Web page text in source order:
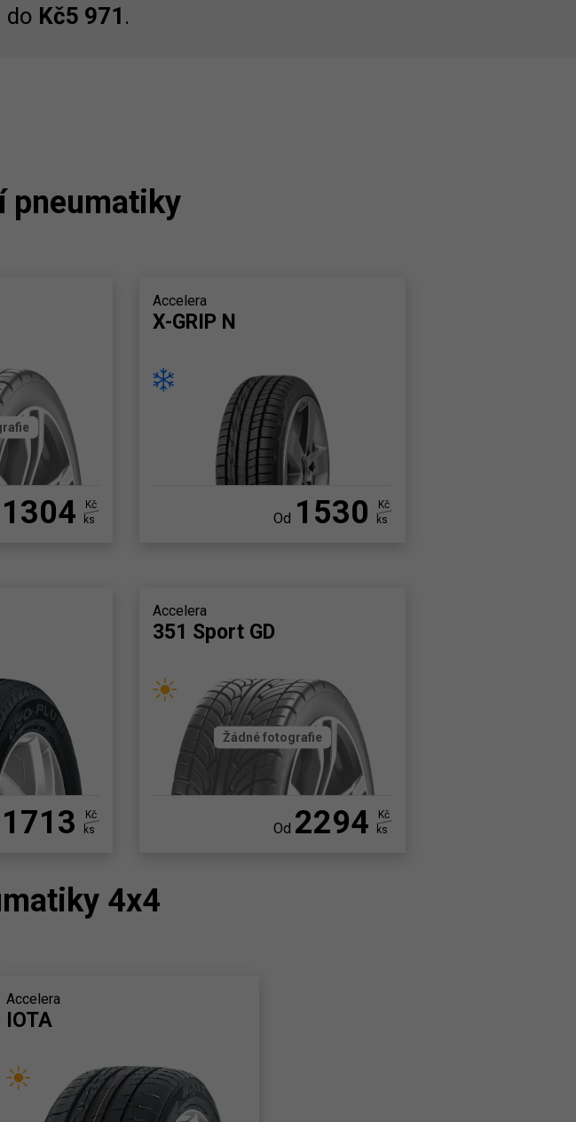
do Kč5 971 .
pneumatiky
1304
Kč
ks
Accelera
X-GRIP N
Od 1530
Kč
ks
1713
Kč
ks
Accelera
351 Sport GD
Žádné fotografie
Od 2294
Kč
ks
4x4
Accelera
IOTA